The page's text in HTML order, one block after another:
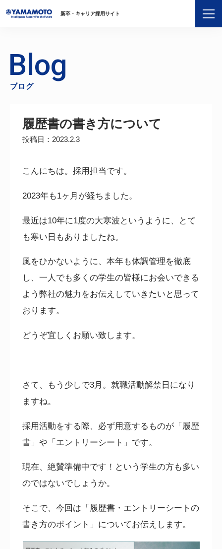
新卒・キャリア採用サイト
Blog
ブログ
履歴書の書き方について
投稿日：2023.2.3
こんにちは。採用担当です。
2023年も1ヶ月が経ちました。
最近は10年に1度の大寒波というように、とて
も寒い日もありましたね。
風をひかないように、本年も体調管理を徹底
し、一人でも多くの学生の皆様にお会いできる
よう弊社の魅力をお伝えしていきたいと思って
おります。
どうぞ宜しくお願い致します。
さて、もう少しで3月。就職活動解禁日になり
ますね。
採用活動をする際、必ず用意するものが「履歴
書」や「エントリーシート」です。
現在、絶賛準備中です！という学生の方も多い
のではないでしょうか。
そこで、今回は「履歴書・エントリーシートの
書き方のポイント」についてお伝えします。